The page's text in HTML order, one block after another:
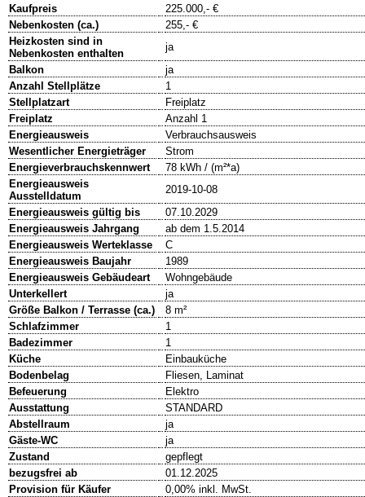
Kaufpreis
225.000,- €
Nebenkosten (ca.)
255,- €
Heizkosten sind in
Nebenkosten enthalten
ja
Balkon
ja
Anzahl Stellplätze
1
Stellplatzart
Freiplatz
Freiplatz
Anzahl 1
Energieausweis
Verbrauchsausweis
Wesentlicher Energieträger
Strom
Energieverbrauchskennwert
78 kWh / (m²*a)
Energieausweis
Ausstelldatum
2019-10-08
Energieausweis gültig bis
07.10.2029
Energieausweis Jahrgang
ab dem 1.5.2014
Energieausweis Werteklasse
C
Energieausweis Baujahr
1989
Energieausweis Gebäudeart
Wohngebäude
Unterkellert
ja
Größe Balkon / Terrasse (ca.)
8 m²
Schlafzimmer
1
Badezimmer
1
Küche
Einbauküche
Bodenbelag
Fliesen, Laminat
Befeuerung
Elektro
Ausstattung
STANDARD
Abstellraum
ja
Gäste-WC
ja
Zustand
gepflegt
bezugsfrei ab
01.12.2025
Provision für Käufer
0,00% inkl. MwSt.